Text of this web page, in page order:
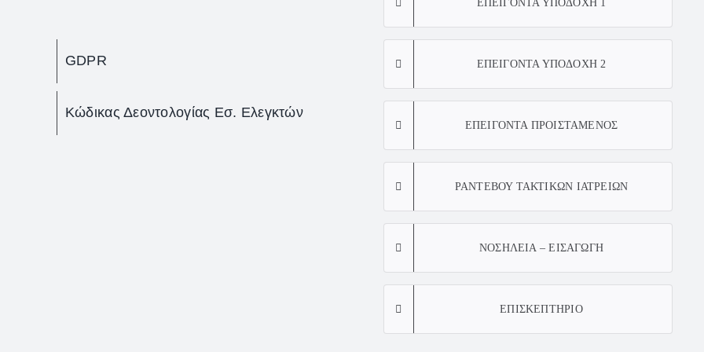
GDPR
Κώδικας Δεοντολογίας Εσ. Ελεγκτών
ΕΠΕΙΓΟΝΤΑ ΥΠΟΔΟΧΗ 1
ΕΠΕΙΓΟΝΤΑ ΥΠΟΔΟΧΗ 2
ΕΠΕΙΓΟΝΤΑ ΠΡΟΙΣΤΑΜΕΝΟΣ
ΡΑΝΤΕΒΟΥ ΤΑΚΤΙΚΩΝ ΙΑΤΡΕΙΩΝ
ΝΟΣΗΛΕΙΑ – ΕΙΣΑΓΩΓΗ
ΕΠΙΣΚΕΠΤΗΡΙΟ